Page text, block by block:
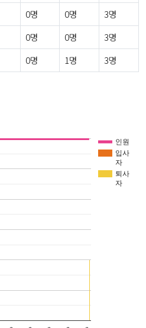
0명 0명
3명
0명 0명
3명
0명 1명 3명
인원
입사
자
퇴사
자